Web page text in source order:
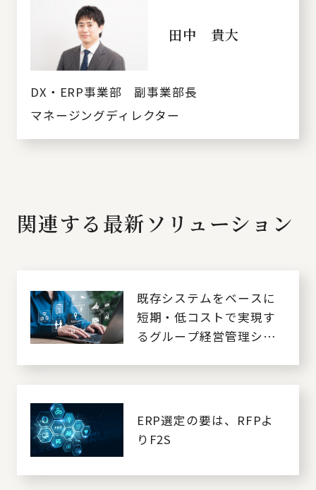
田中 貴大
DX・ERP事業部 副事業部長
マネージングディレクター
関連する最新ソリューション
既存システムをベースに
短期・低コストで実現す
るグループ経営管理シス
ERP選定の要は、RFPよ
りF2S